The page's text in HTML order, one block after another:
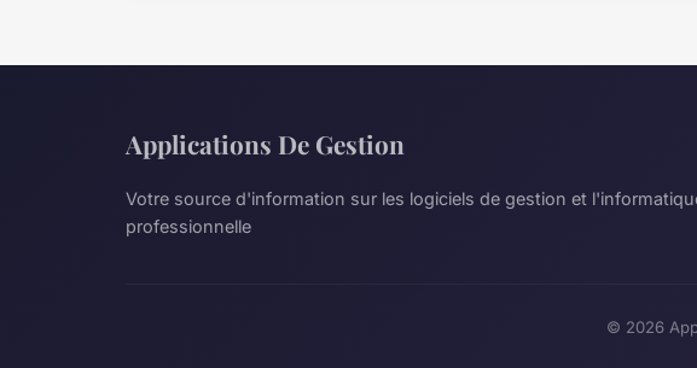
Applications De Gestion
Votre source d'information sur les logiciels de gestion et
professionnelle
© 2026